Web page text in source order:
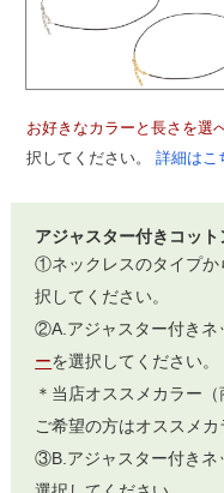
お好きなカラーと長さを選
択してください。 詳細はこ
アジャスター付きコッ
①ネックレスのタイプか
択してください。
②A.アジャスター付きネ
ーを選択してください。
＊当店オススメカラー
ご希望の方はオススメカ
③B.アジャスター付きネ